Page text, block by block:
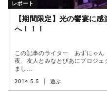
【期間限定】光の饗宴に
へ！！！
この記事のライター あずにゃん
夜、友人とみなとぴあにプロジェ
まし...
2014.5.5 遊ぶ
レポート